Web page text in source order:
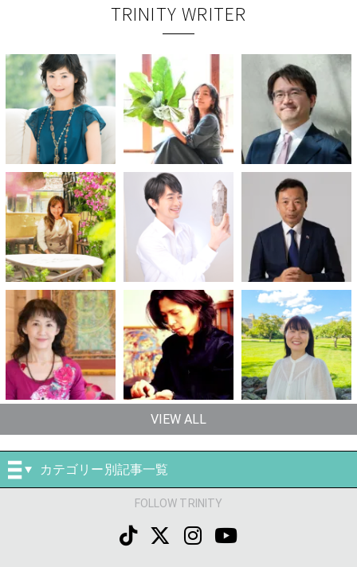
TRINITY WRITER
VIEW ALL
カテゴリー別記事一覧
FOLLOW TRINITY